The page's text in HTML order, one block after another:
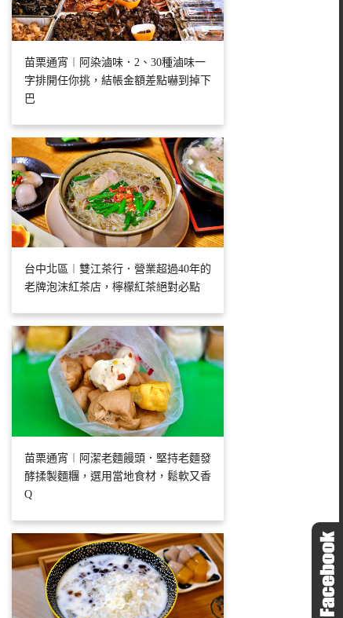
苗栗通宵︱阿染滷味．2、30種滷味一
字排開任你挑，結帳金額差點嚇到掉下
巴
台中北區︱雙江茶行．營業超過40年的
老牌泡沫紅茶店，檸檬紅茶絕對必點
苗栗通宵︱阿潔老麵饅頭．堅持老麵發
酵揉製麵糰，選用當地食材，鬆軟又香
Q